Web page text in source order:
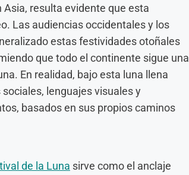
resulta evidente que esta
Las audiencias occidentales y los
estas festividades otoñales
que todo el continente sigue una
En realidad, bajo esta luna llena
lenguajes visuales y
basados en sus propios caminos
de la Luna sirve como el anclaje